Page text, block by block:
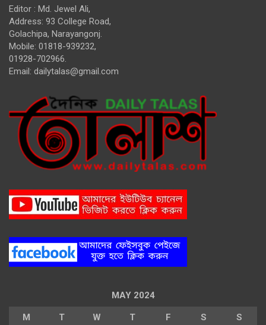
Editor : Md. Jewel Ali,
Address: 93 College Road,
Golachipa, Narayangonj.
Mobile: 01818-939232,
01928-702966.
Email: dailytalas@gmail.com
MAY 2024
M T W T F S S